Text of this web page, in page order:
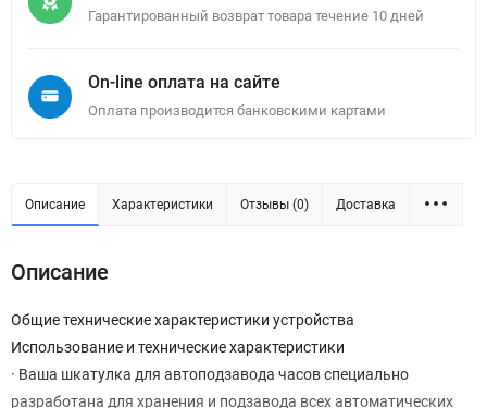
Гарантированный возврат товара течение 10 дней
On-line оплата на сайте
Оплата производится банковскими картами
Описание Характеристики Отзывы (0) Доставка
Описание
Общие технические характеристики устройства
Использование и технические характеристики
· Ваша шкатулка для автоподзавода часов специально
разработана для хранения и подзавода всех автоматических